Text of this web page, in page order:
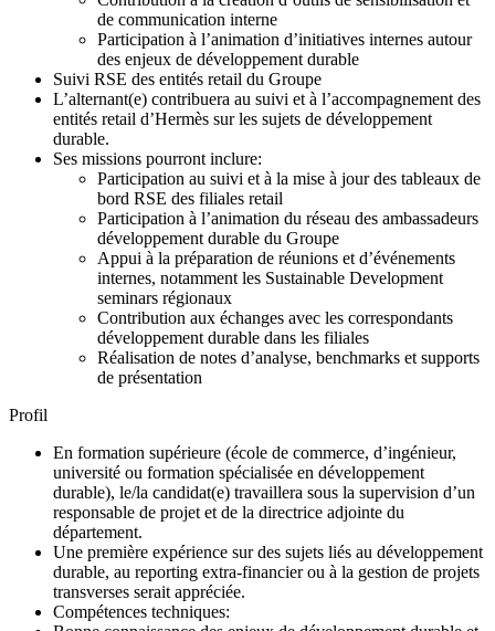
de communication interne
Participation à l’animation d’initiatives internes autour
des enjeux de développement durable
Suivi RSE des entités retail du Groupe
L’alternant(e) contribuera au suivi et à l’accompagnement des
entités retail d’Hermès sur les sujets de développement
durable.
Ses missions pourront inclure:
Participation au suivi et à la mise à jour des tableaux de
bord RSE des filiales retail
Participation à l’animation du réseau des ambassadeurs
développement durable du Groupe
Appui à la préparation de réunions et d’événements
internes, notamment les Sustainable Development
seminars régionaux
Contribution aux échanges avec les correspondants
développement durable dans les filiales
Réalisation de notes d’analyse, benchmarks et supports
de présentation
Profil
En formation supérieure (école de commerce, d’ingénieur,
université ou formation spécialisée en développement
durable), le/la candidat(e) travaillera sous la supervision d’un
responsable de projet et de la directrice adjointe du
département.
Une première expérience sur des sujets liés au développement
durable, au reporting extra-financier ou à la gestion de projets
transverses serait appréciée.
Compétences techniques: